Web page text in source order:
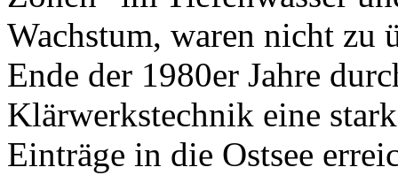
Wachstum, waren nicht zu
Ende der 1980er Jahre
Klärwerkstechnik eine
Einträge in die Ostsee